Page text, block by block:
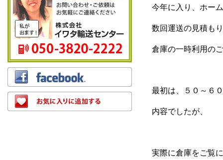
今年に入り、ホー
数回運送の見積も
倉庫の一時利用の
最初は、５０～６
内容でしたが、
実際に倉庫をご覧